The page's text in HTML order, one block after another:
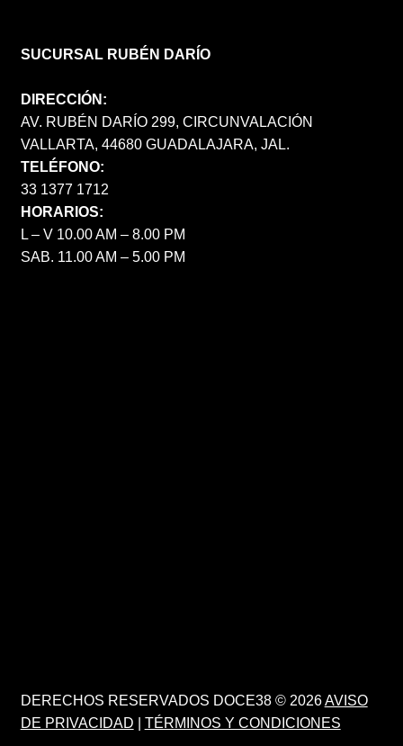
SUCURSAL RUBÉN DARÍO
DIRECCIÓN:
AV. RUBÉN DARÍO 299, CIRCUNVALACIÓN
VALLARTA, 44680 GUADALAJARA, JAL.
TELÉFONO:
33 1377 1712
HORARIOS:
L – V 10.00 AM – 8.00 PM
SAB. 11.00 AM – 5.00 PM
DERECHOS RESERVADOS DOCE38 © 2026AVISO
DE PRIVACIDAD
TÉRMINOS Y CONDICIONES